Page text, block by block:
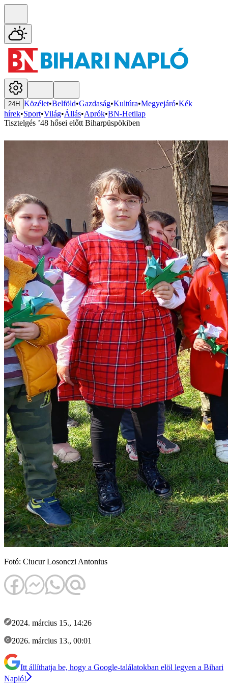
24H Közélet•Belföld•Gazdaság•Kultúra•Megyejáró•Kék
hírek•Sport•Világ•Állás•Aprók•BN-Hetilap
Tisztelgés ’48 hősei előtt Biharpüspökiben
Fotó: Ciucur Losonczi Antonius
2024. március 15., 14:26
2026. március 13., 00:01
Itt állíthatja be, hogy a Google-találatokban elöl legyen a Bihari
Napló!